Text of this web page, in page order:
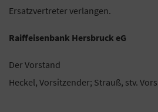
Ersatzvertreter verlangen.
Raiffeisenbank Hersbruck eG
Der Vorstand
Heckel, Vorsitzender; Strauß, stv.